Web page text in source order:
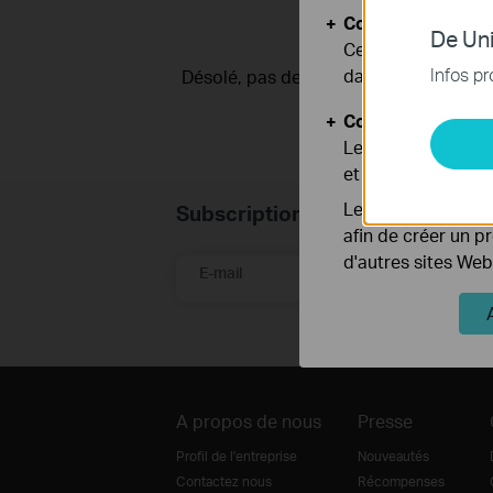
Désolé, pas de résultats. Merci de
Subscription
E-mail
A propos de nous
Profil de l'entreprise
Contactez nous
Presse
Nouveautés
Récompenses
De
Infos
Cookies basiques
Ces cookies sont
dans vos
Cookies
Les cookies
et ajuster les
Les cookies
afin de créer un
d'autres sites